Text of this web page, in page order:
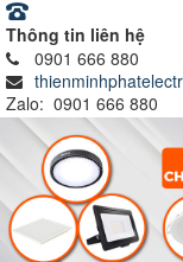
Thông tin liên hệ
0901 666 880
Zalo: 0901 666 880